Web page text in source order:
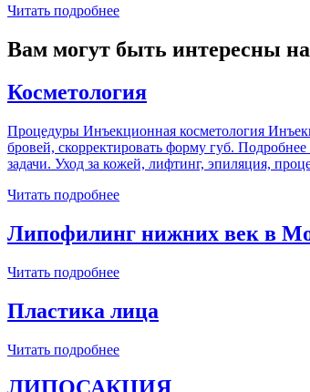
Читать подробнее
Вам могут быть интересны
Косметология
Процедуры Инъекционная косметология
бровей, скорректировать форму губ.
задачи. Уход за кожей, лифтинг, эпиляция,
Читать подробнее
Липофилинг нижних век в
Читать подробнее
Пластика лица
Читать подробнее